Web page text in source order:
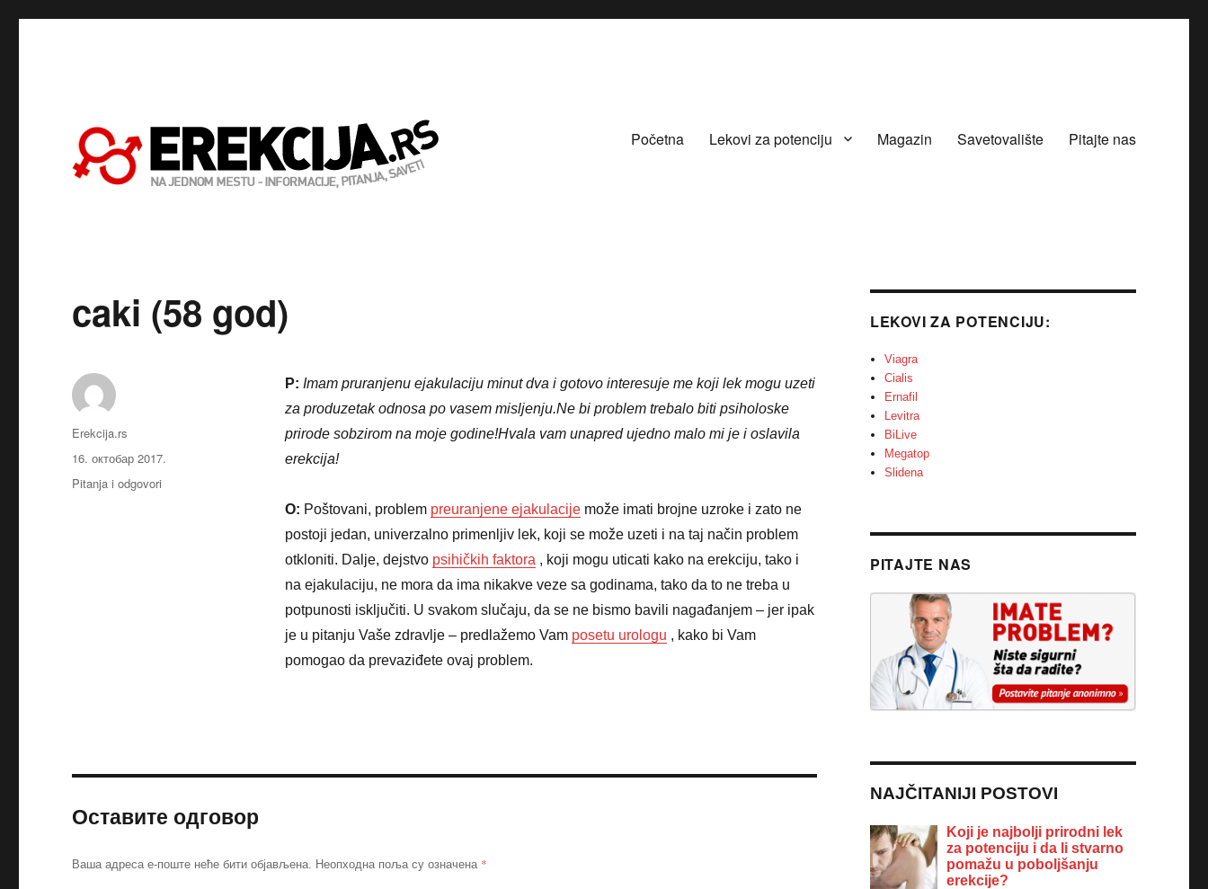
Početna Lekovi za potenciju Magazin Savetovalište Pitajte nas
caki (58 god)
P: Imam pruranjenu ejakulaciju minut dva i gotovo interesuje me koji lek mogu uzeti
za produzetak odnosa po vasem misljenju.Ne bi problem trebalo biti psiholoske
prirode sobzirom na moje godine!Hvala vam unapred ujedno malo mi je i oslavila
erekcija!
O: Poštovani, problem preuranjene ejakulacijemože imati brojne uzroke i zato ne
postoji jedan, univerzalno primenljiv lek, koji se može uzeti i na taj način problem
otkloniti. Dalje, dejstvo psihičkih faktora , koji mogu uticati kako na erekciju, tako i
na ejakulaciju, ne mora da ima nikakve veze sa godinama, tako da to ne treba u
potpunosti isključiti. U svakom slučaju, da se ne bismo bavili nagađanjem – jer ipak
je u pitanju Vaše zdravlje – predlažemo Vam posetu urologu , kako bi Vam
pomogao da prevaziđete ovaj problem.
Аутор
Erekcija.rs
Објављено
16. октобар 2017.
Категорије
Pitanja i odgovori
Оставите одговор
Ваша адреса е-поште неће бити објављена. Неопходна поља су означена *
LEKOVI ZA POTENCIJU:
Viagra
Cialis
Ernafil
Levitra
BiLive
Megatop
Slidena
PITAJTE NAS
NAJČITANIJI POSTOVI